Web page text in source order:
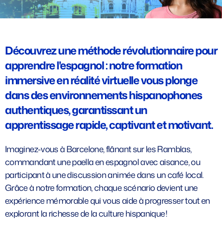
Découvrez une méthode révolutionnaire pour
apprendre l'espagnol : notre formation
immersive en réalité virtuelle vous plonge
dans des environnements hispanophones
authentiques, garantissant un
apprentissage rapide, captivant et motivant.
Imaginez-vous à Barcelone, flânant sur les Ramblas,
commandant une paella en espagnol avec aisance, ou
participant à une discussion animée dans un café local.
Grâce à notre formation, chaque scénario devient une
expérience mémorable qui vous aide à progresser tout en
explorant la richesse de la culture hispanique !